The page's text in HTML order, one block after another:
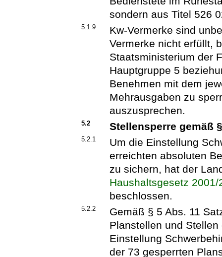
sondern aus Titel 526
5.1.9
Kw-Vermerke sind
Vermerke nicht erfüllt,
Staatsministerium der
Hauptgruppe 5
Benehmen mit dem
Mehrausgaben zu
auszusprechen.
5.2 Stellensperre gemäß
5.2.1
Um die Einstellung
erreichten absoluten
zu sichern, hat der
Haushaltsgesetz 2001/
beschlossen.
5.2.2
Gemäß § 5 Abs. 11
Planstellen und
Einstellung
der 73 gesperrten